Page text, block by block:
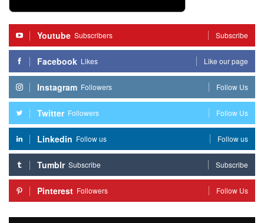
Youtube Subscribers Subscribe
Facebook Likes Like our page
Instagram Followers Follow Us
Twitter Followers Follow Us
Linkedin Follow us Follow us
Tumblr Subscribe Subscribe
Pinterest Followers Follow Us